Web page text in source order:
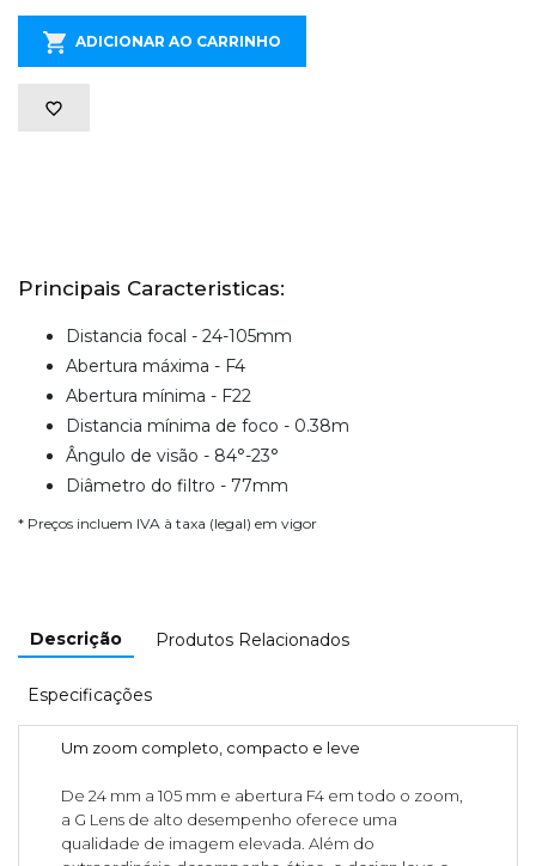
ADICIONAR AO CARRINHO
Principais Caracteristicas:
Distancia focal - 24-105mm
Abertura máxima - F4
Abertura mínima - F22
Distancia mínima de foco - 0.38m
Ângulo de visão - 84°-23°
Diâmetro do filtro - 77mm
* Preços incluem IVA à taxa (legal) em vigor
Descrição Produtos Relacionados
Especificações
Um zoom completo, compacto e leve
De 24 mm a 105 mm e abertura F4 em todo o zoom,
a G Lens de alto desempenho oferece uma
qualidade de imagem elevada. Além do